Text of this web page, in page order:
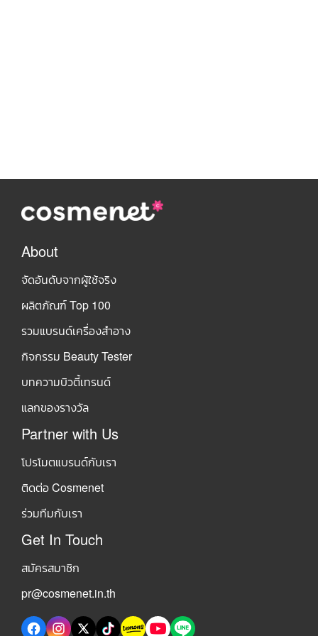
About
จัดอันดับจากผู้ใช้จริง
ผลิตภัณฑ์ Top 100
รวมแบรนด์เครื่องสำอาง
กิจกรรม Beauty Tester
บทความบิวตี้เทรนด์
แลกของรางวัล
Partner with Us
โปรโมตแบรนด์กับเรา
ติดต่อ Cosmenet
ร่วมทีมกับเรา
Get In Touch
สมัครสมาชิก
pr@cosmenet.in.th